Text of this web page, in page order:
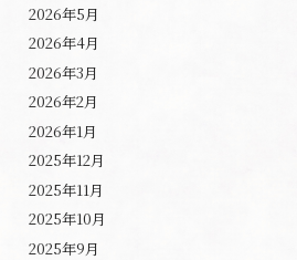
2026年5月
2026年4月
2026年3月
2026年2月
2026年1月
2025年12月
2025年11月
2025年10月
2025年9月